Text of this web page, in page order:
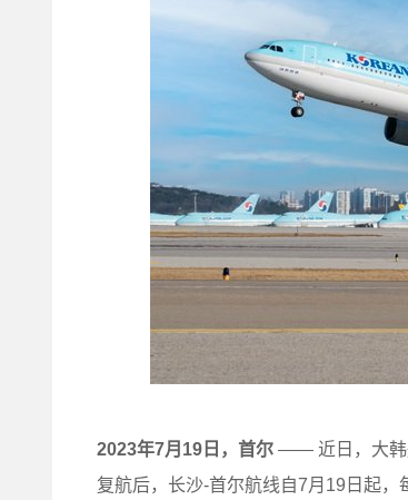
2023年7月19日，首尔 —— 近日，大韩
复航后，长沙-首尔航线自7月19日起